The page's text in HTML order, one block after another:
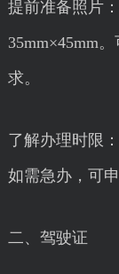
提前准备照片
35mm×45mm
求。
了解办理时限
如需急办，可
二、驾驶证